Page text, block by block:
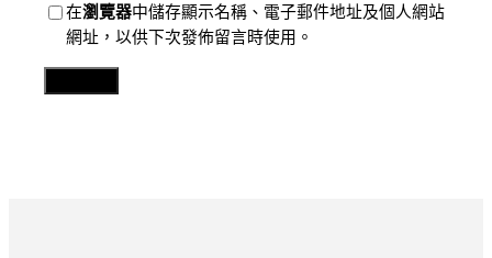
在瀏覽器中儲存顯示名稱、電子郵件地址及個人網站
網址，以供下次發佈留言時使用。